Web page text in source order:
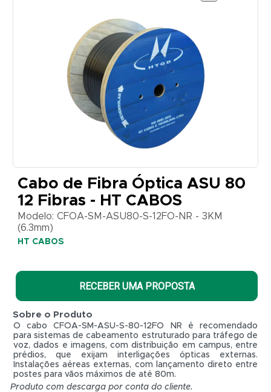
Modelo:
CFOA-
SM-
ASU80-
S-12FO-
NR -
3KM
CABOS
Cabo de Fibra Óptica ASU 80
12 Fibras - HT CABOS
Modelo: CFOA-SM-ASU80-S-12FO-NR - 3KM
(6.3mm)
HT CABOS
RECEBER UMA PROPOSTA
Sobre o Produto
O cabo CFOA-SM-ASU-S-80-12FO NR é recomendado
para sistemas de cabeamento estruturado para tráfego de
voz, dados e imagens, com distribuição em campus, entre
prédios, que exijam interligações ópticas externas.
Instalações aéreas externas, com lançamento direto entre
postes para vãos máximos de até 80m.
Produto com descarga por conta do cliente.